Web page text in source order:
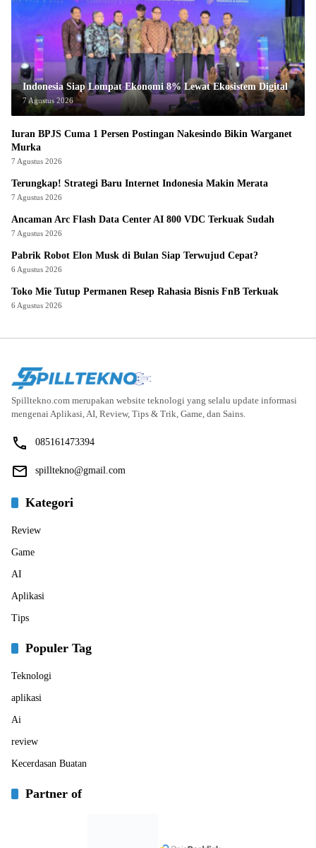
Indonesia Siap Lompat Ekonomi 8% Lewat Ekosistem Digital
7 Agustus 2026
Iuran BPJS Cuma 1 Persen Postingan Nakesindo Bikin Warganet
Murka
7 Agustus 2026
Terungkap! Strategi Baru Internet Indonesia Makin Merata
7 Agustus 2026
Ancaman Arc Flash Data Center AI 800 VDC Terkuak Sudah
7 Agustus 2026
Pabrik Robot Elon Musk di Bulan Siap Terwujud Cepat?
6 Agustus 2026
Toko Mie Tutup Permanen Resep Rahasia Bisnis FnB Terkuak
6 Agustus 2026
Spilltekno.com merupakan website teknologi yang selalu update informasi
mengenai Aplikasi, AI, Review, Tips & Trik, Game, dan Sains.
085161473394
spilltekno@gmail.com
Kategori
Review
Game
AI
Aplikasi
Tips
Populer Tag
Teknologi
aplikasi
Ai
review
Kecerdasan Buatan
Partner of